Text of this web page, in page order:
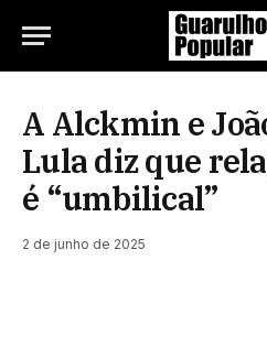
A Alckmin e
Lula diz que
é “umbilical”
2 de junho de 2025